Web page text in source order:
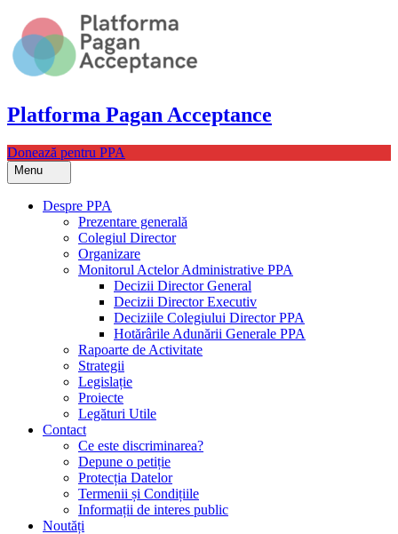
content
Platforma Pagan Acceptance
Donează pentru PPA
Menu
Despre PPA
Prezentare generală
Colegiul Director
Organizare
Monitorul Actelor Administrative PPA
Decizii Director General
Decizii Director Executiv
Deciziile Colegiului Director PPA
Hotărârile Adunării Generale PPA
Rapoarte de Activitate
Strategii
Legislație
Proiecte
Legături Utile
Contact
Ce este discriminarea?
Depune o petiție
Protecția Datelor
Termenii și Condițiile
Informații de interes public
Noutăți